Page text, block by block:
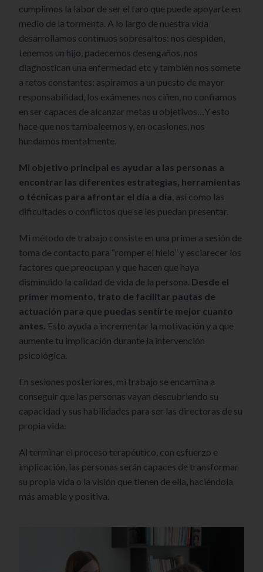
cumplimos la labor de ser el faro que puede apoyarte en
medio de la tormenta. A lo largo de nuestra vida
desarrollamos continuos sobresaltos: nos despiden,
tenemos un hijo, padecemos desengaños, nos
diagnostican una enfermedad etc y también nos somete
a retos constantes: aspiramos a un puesto de mayor
responsabilidad, los exámenes nos ciñen, no confiamos
en ser capaces de alcanzar metas u objetivos…Y esto
hace que nos tambaleemos y, en ocasiones, nos
hundamos mentalmente.
Mi objetivo principal es ayudar a las personas a
encontrar las diferentes estrategias, herramientas
o técnicas para afrontar el día a día , así como las
dificultades o conflictos que se les puedan presentar.
Mi método de trabajo consiste en una primera sesión de
toma de contacto para “romper el hielo” y esclarecer los
factores que preocupan y que hacen que haya
disminuido la calidad de vida de la persona. Desde el
primer momento, trato de facilitar pautas de
actuación para que puedas sentirte mejor cuanto
antes. Esto ayuda a incrementar la motivación y a que
aumente tu implicación durante la intervención
psicológica.
En sesiones posteriores, mi trabajo se encamina a
conseguir que las personas vayan descubriendo su
capacidad y sus habilidades para ser las directoras de su
propia vida.
Al terminar el proceso terapéutico, con esfuerzo e
implicación, las personas serán capaces de transformar
su propia vida o la visión que tienen de ella, haciéndola
más amable y positiva.